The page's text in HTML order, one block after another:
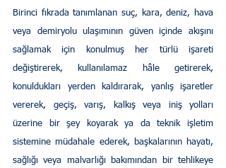
Birinci fıkrada tanımlanan suç, kara, deniz, hava
veya demiryolu ulaşımının güven içinde akışını
sağlamak için konulmuş her türlü işareti
değiştirerek, kullanılamaz hâle getirerek,
konuldukları yerden kaldırarak, yanlış işaretler
vererek, geçiş, varış, kalkış veya iniş yolları
üzerine bir şey koyarak ya da teknik işletim
sistemine müdahale ederek, başkalarının hayatı,
sağlığı veya malvarlığı bakımından bir tehlikeye